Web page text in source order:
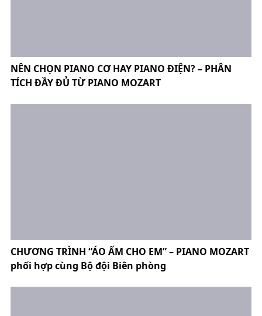
NÊN CHỌN PIANO CƠ HAY PIANO ĐIỆN? – PHÂN
TÍCH ĐẦY ĐỦ TỪ PIANO MOZART
CHƯƠNG TRÌNH “ÁO ẤM CHO EM” – PIANO MOZART
phối hợp cùng Bộ đội Biên phòng